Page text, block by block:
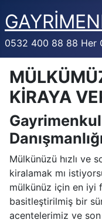
0532 400 88 88 Her
KİRAYA
Gayrimenkul
Mülkünüzü hızlı ve
kiralamak mı
mülkünüz için en iyi
basitleştirilmiş bir
acentelerimiz ve